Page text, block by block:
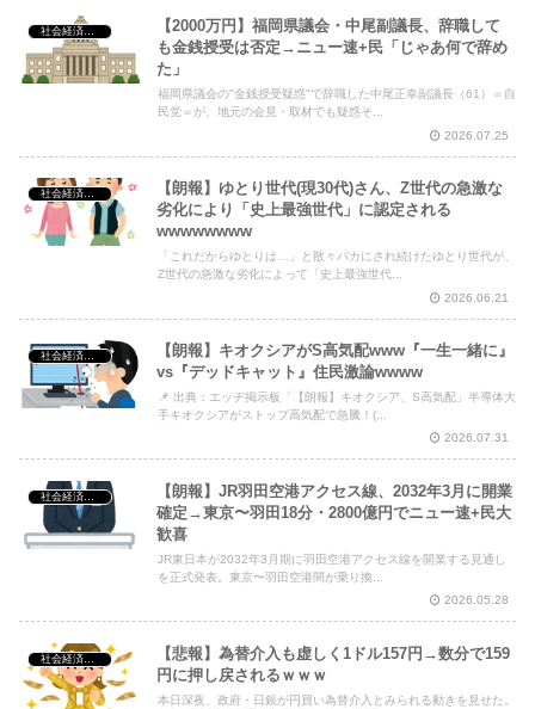
Powered by livedoor 相互RSS
社会経済・政治
【2000万円】福岡県議会・中尾副議長、辞職して
も金銭授受は否定→ニュー速+民「じゃあ何で辞め
た」
福岡県議会の"金銭授受疑惑"で辞職した中尾正幸副議長（61）＝自
民党＝が、地元の会見・取材でも疑惑そ...
2026.07.25
社会経済・政治
【朗報】ゆとり世代(現30代)さん、Z世代の急激な
劣化により「史上最強世代」に認定される
wwwwwwww
「これだからゆとりは…」と散々バカにされ続けたゆとり世代が、
Z世代の急激な劣化によって「史上最強世代...
2026.06.21
社会経済・政治
【朗報】キオクシアがS高気配www『一生一緒に』
vs『デッドキャット』住民激論wwww
📌 出典：エッヂ掲示板「【朗報】キオクシア、S高気配」半導体大
手キオクシアがストップ高気配で急騰！(...
2026.07.31
社会経済・政治
【朗報】JR羽田空港アクセス線、2032年3月に開業
確定→東京〜羽田18分・2800億円でニュー速+民大
歓喜
JR東日本が2032年3月期に羽田空港アクセス線を開業する見通し
を正式発表。東京〜羽田空港間が乗り換...
2026.05.28
社会経済・政治
【悲報】為替介入も虚しく1ドル157円→数分で159
円に押し戻されるｗｗｗ
本日深夜、政府・日銀が円買い為替介入とみられる動きを見せた。